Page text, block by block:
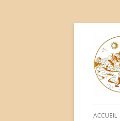
Aller
contenu
ACCUEIL